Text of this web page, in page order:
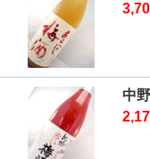
中